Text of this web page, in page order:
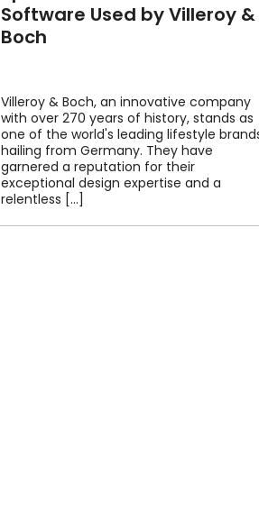
Software Used by Villeroy &
Boch
Villeroy & Boch, an innovative company
with over 270 years of history, stands as
one of the world's leading lifestyle
hailing from Germany. They have
garnered a reputation for their
exceptional design expertise and a
relentless [...]